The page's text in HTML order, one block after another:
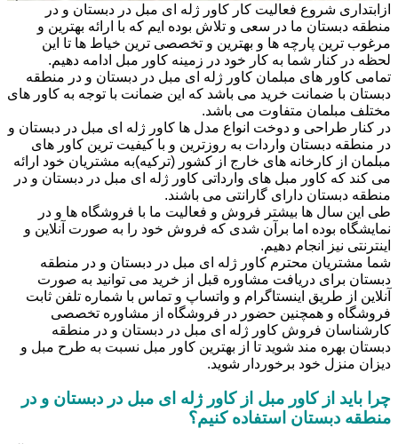
ازابتداری شروع فعالیت کار کاور ژله ای مبل در دبستان و در
منطقه دبستان ما در سعی و تلاش بوده ایم که با ارائه بهترین و
مرغوب ترین پارچه ها و بهترین و تخصصی ترین خیاط ها تا این
لحظه در کنار شما به کار خود در زمینه کاور مبل ادامه دهیم.
تمامی کاور های مبلمان کاور ژله ای مبل در دبستان و در منطقه
دبستان با ضمانت خرید می باشد که این ضمانت با توجه به کاور های
مختلف مبلمان متفاوت می باشد.
در کنار طراحی و دوخت انواع مدل ها کاور ژله ای مبل در دبستان و
در منطقه دبستان واردات به روزترین و با کیفیت ترین کاور های
مبلمان از کارخانه های خارج از کشور (ترکیه)به مشتریان خود ارائه
می کند که کاور مبل های وارداتی کاور ژله ای مبل در دبستان و در
منطقه دبستان دارای گارانتی می باشند.
طی این سال ها بیشتر فروش و فعالیت ما با فروشگاه ها و در
نمایشگاه بوده اما برآن شدی که فروش خود را به صورت آنلاین و
اینترنتی نیز انجام دهیم.
شما مشتریان محترم کاور ژله ای مبل در دبستان و در منطقه
دبستان برای دریافت مشاوره قبل از خرید می توانید به صورت
آنلاین از طریق اینستاگرام و واتساپ و تماس با شماره تلفن ثابت
فروشگاه و همچنین حضور در فروشگاه از مشاوره تخصصی
کارشناسان فروش کاور ژله ای مبل در دبستان و در منطقه
دبستان بهره مند شوید تا از بهترین کاور مبل نسبت به طرح مبل و
دیزان منزل خود برخوردار شوید.
چرا باید از کاور مبل از کاور ژله ای مبل در دبستان و در
منطقه دبستان استفاده کنیم؟